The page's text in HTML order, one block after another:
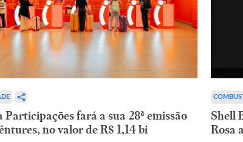
Participações fará a sua 28ª emissão
no valor de R$ 1,14 bi
Shell
Rosa